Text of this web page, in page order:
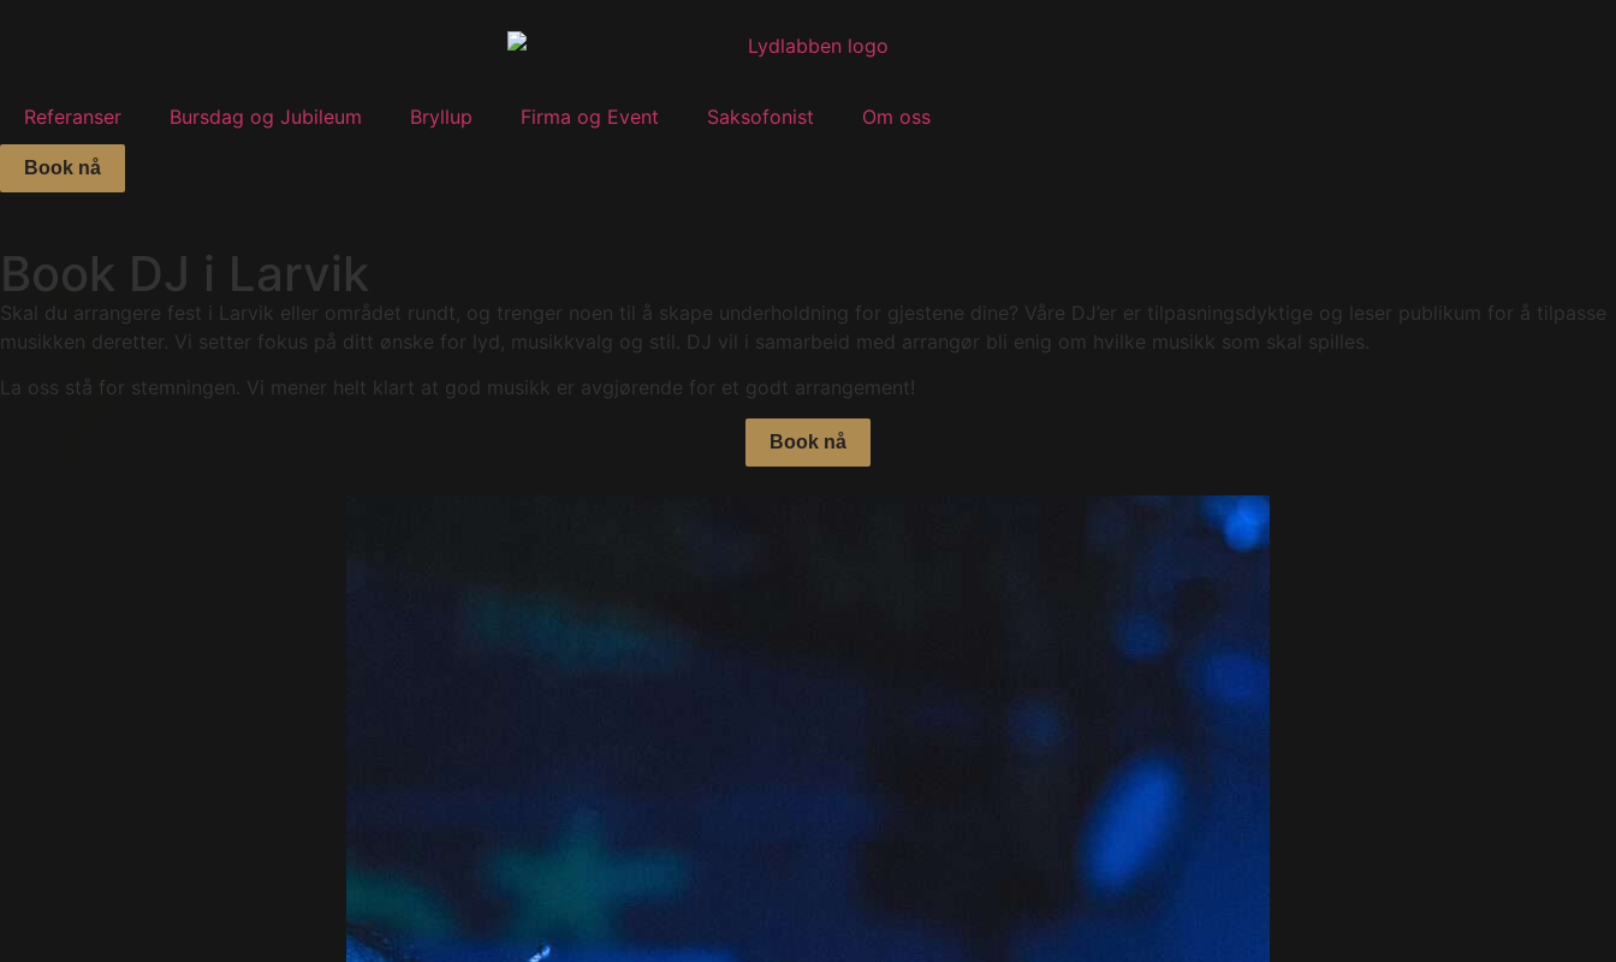
Referanser Bursdag og Jubileum Bryllup Firma og Event Saksofonist Om oss
Book nå
Book DJ i Larvik
Skal du arrangere fest i Larvik eller området rundt, og trenger noen til å skape underholdning for gjestene dine? Våre DJ’er er tilpasningsdyktige og leser publikum for å tilpasse
musikken deretter. Vi setter fokus på ditt ønske for lyd, musikkvalg og stil. DJ vil i samarbeid med arrangør bli enig om hvilke musikk som skal spilles.
La oss stå for stemningen. Vi mener helt klart at god musikk er avgjørende for et godt arrangement!
Book nå